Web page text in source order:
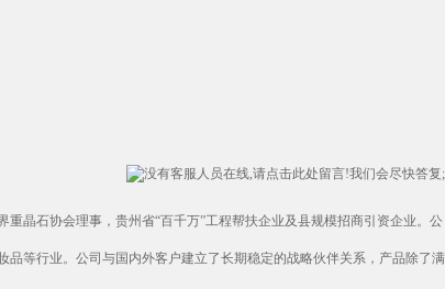
晶石协会理事，贵州省“百千万”工程帮扶企业及县规模招商引资企业。公
等行业。公司与国内外客户建立了长期稳定的战略伙伴关系，产品除了满